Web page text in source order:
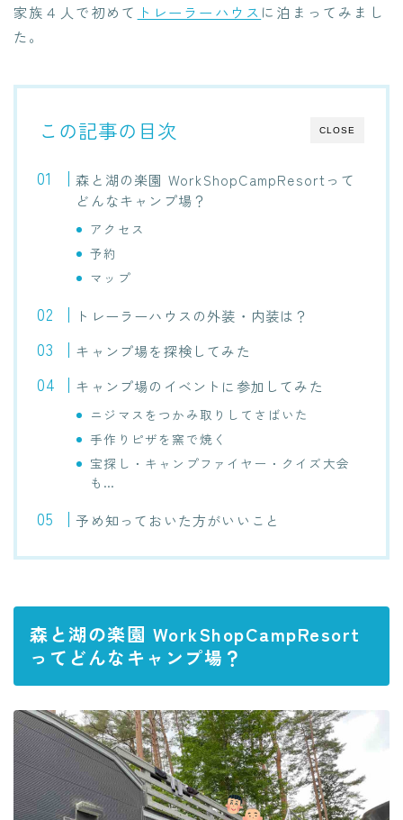
家族４人で初めて トレーラーハウス に泊まってみまし
た。
CLOSE
この記事の目次
森と湖の楽園 WorkShopCampResortって
どんなキャンプ場？
アクセス
予約
マップ
トレーラーハウスの外装・内装は？
キャンプ場を探検してみた
キャンプ場のイベントに参加してみた
ニジマスをつかみ取りしてさばいた
手作りピザを窯で焼く
宝探し・キャンプファイヤー・クイズ大会
も…
予め知っておいた方がいいこと
森と湖の楽園 WorkShopCampResort
ってどんなキャンプ場？